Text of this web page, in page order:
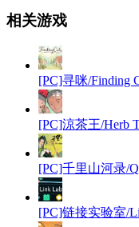
相关游戏
[PC]寻咪/Finding
[PC]涼茶王/Herb
[PC]千里山河录/
[PC]链接实验室/